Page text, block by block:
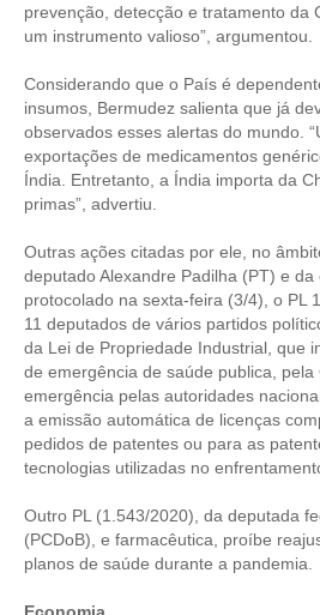
FOTOS
PUBLICAÇÕES
PUBLICIDADE
MANUAL DE REDAÇÃO
CONTATO
CADASTRO
ASSOCIE-SE
ATUALIZAÇÃO CADASTRAL
NÚCLEO JOVEM
prevenção, detecção e tratamento da
um instrumento valioso”, argumentou.
Considerando que o País é
insumos, Bermudez salienta que já
observados esses alertas do mundo.
exportações de medicamentos
Índia. Entretanto, a Índia importa da
primas”, advertiu.
Outras ações citadas por ele, no
deputado Alexandre Padilha (PT) e
protocolado na sexta-feira (3/4), o PL
11 deputados de vários partidos
da Lei de Propriedade Industrial, que
de emergência de saúde publica,
emergência pelas autoridades
a emissão automática de licenças
pedidos de patentes ou para as
tecnologias utilizadas no
Outro PL (1.543/2020), da deputada
(PCDoB), e farmacêutica, proíbe
planos de saúde durante a pandemia.